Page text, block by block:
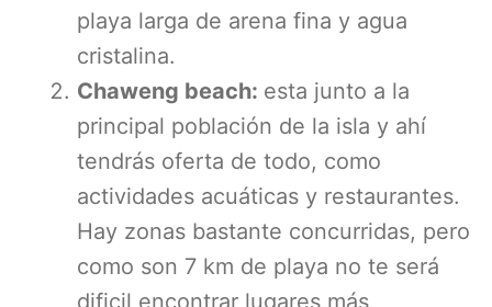
playa larga de arena fina y agua
cristalina.
Chaweng beach: esta junto a la
principal población de la isla y ahí
tendrás oferta de todo, como
actividades acuáticas y restaurantes.
Hay zonas bastante concurridas, pero
como son 7 km de playa no te será
dificil encontrar lugares más